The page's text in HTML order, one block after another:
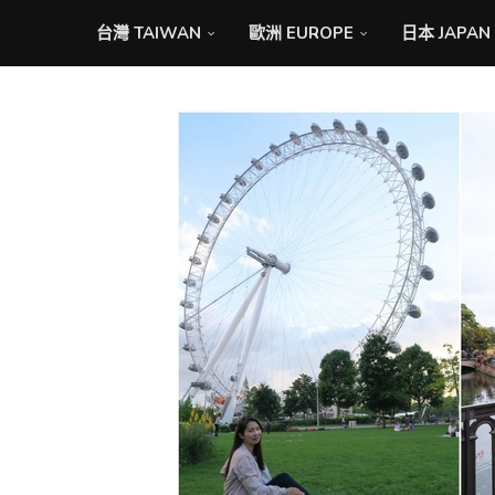
台灣 TAIWAN 歐洲 EUROPE 日本 JAPAN